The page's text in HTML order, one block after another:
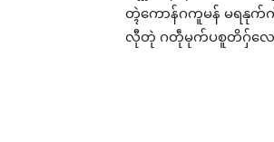
တ္ၚဲကောန်ဂကူမန် မရနု
လီုတုဲ ဂတဵုမုက်ပစူတိဂှ်လေဝ်